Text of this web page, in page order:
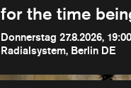
for the time
Donnerstag 27.8.2026, 19:00
Radialsystem, Berlin DE